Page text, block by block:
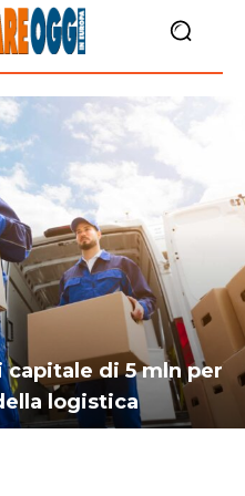
capitale di 5 mln per
logistica